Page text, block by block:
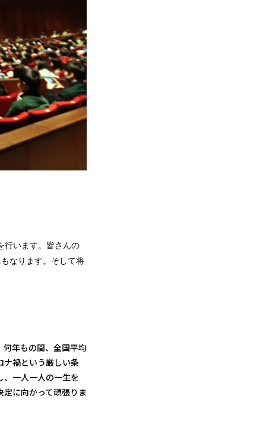
行います。皆さんの
なります。そして将
年もの間、全国平均
ナ禍という厳しい条
、一人一人の一生を
に向かって頑張りま